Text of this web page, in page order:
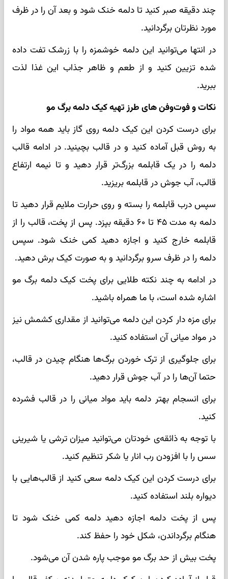
چند دقیقه صبر کنید تا دلمه خنک شود و بعد آن را در ظرف
مورد نظرتان برگردانید.
در انتها می‌توانید این دلمه خوشمزه را با زرشک تفت داده
شده تزیین کنید و از طعم و ظاهر جذاب این غذا لذت
ببرید.
نکات و فوت‌وفن های طرز تهیه کیک دلمه برگ مو
برای درست کردن این کیک دلمه روی گاز باید همه مواد را
به روش قبل آماده کنید و در قالب بچینید. در ادامه قالب
دلمه را در یک قابلمه بزرگ‌تر قرار دهید و تا نیمه‌ ارتفاع
قالب، آب جوش در قابلمه بریزید.
سپس درب قابلمه را بسته و روی حرارت ملایم قرار دهید تا
دلمه به مدت ۴۵ تا ۶۰ دقیقه بپزد. پس از پخت، قالب را از
قابلمه خارج کنید و اجازه دهید کمی خنک شود. سپس
دلمه را در ظرف سرو برگردانید و به‌ صورت کیک برش دهید.
در ادامه به چند نکته طلایی برای پخت کیک دلمه برگ مو
اشاره شده است، با ما همراه باشید.
برای مزه دار کردن این دلمه می‌توانید از مقداری کشمش نیز
در مواد میانی آن استفاده کنید.
برای جلوگیری از ترک خوردن برگ‌ها هنگام چیدن در قالب،
حتما آن‌ها را در آب جوش قرار دهید.
برای انسجام بهتر دلمه باید مواد میانی را در قالب فشرده
کنید.
با توجه به ذائقه‌ی خودتان می‌توانید میزان ترشی یا شیرینی
سس را با افزودن رب انار یا شکر تنظیم کنید.
برای درست کردن این کیک دلمه سعی کنید از قالب‌هایی با
دیواره‌ بلند استفاده کنید.
پس از پخت دلمه اجازه دهید دلمه کمی خنک شود تا
هنگام برگرداندن، شکل خود را حفظ کند.
پخت بیش از حد برگ مو موجب پاره شدن آن می‌شود.